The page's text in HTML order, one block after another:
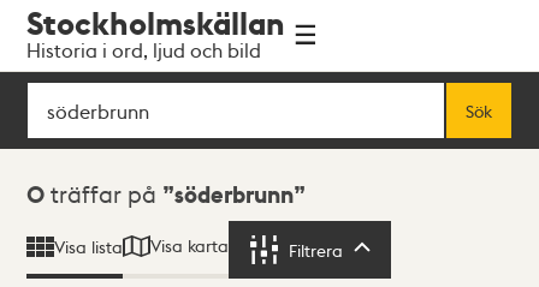
navigationen
huvudinnehållet
Stockholmskällan
Historia i ord, ljud och bild
Sök
Sök
Sökresultat
0 träffar på söderbrunn
Visa lista Visa karta Filtrera